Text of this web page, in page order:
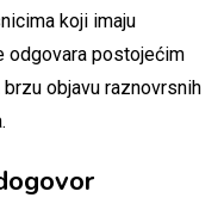
koji imaju
odgovara postojećim
objavu raznovrsnih